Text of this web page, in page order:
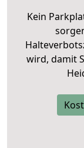
Kein
wird, damit